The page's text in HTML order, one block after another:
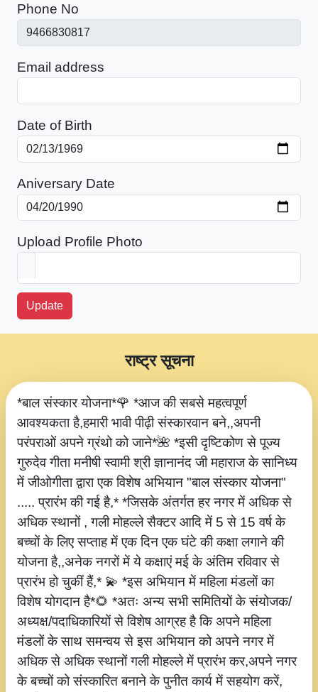
Phone No
Email address
Date of Birth
Aniversary Date
Upload Profile Photo
Update
*बाल संस्कार योजना*🌹 *आज की सबसे महत्वपूर्ण
आवश्यकता है,हमारी भावी पीढ़ी संस्कारवान बने,,अपनी
परंपराओं अपने ग्रंथो को जाने*🌺 *इसी दृष्टिकोण से पूज्य
गुरुदेव गीता मनीषी स्वामी श्री ज्ञानानंद जी महाराज के सानिध्य
में जीओगीता द्वारा एक विशेष अभियान "बाल संस्कार योजना"
..... प्रारंभ की गई है,* *जिसके अंतर्गत हर नगर में अधिक से
अधिक स्थानों , गली मोहल्ले सैक्टर आदि में 5 से 15 वर्ष के
बच्चों के लिए सप्ताह में एक दिन एक घंटे की कक्षा लगाने की
योजना है,,अनेक नगरों में ये कक्षाएं मई के अंतिम रविवार से
प्रारंभ हो चुकीं हैं,* 💫 *इस अभियान में महिला मंडलों का
विशेष योगदान है*🌻 *अतः अन्य सभी समितियों के संयोजक/
अध्यक्ष/पदाधिकारियों से विशेष आग्रह है कि अपने महिला
मंडलों के साथ समन्वय से इस अभियान को अपने नगर में
अधिक से अधिक स्थानों गली मोहल्ले में प्रारंभ कर,अपने नगर
के बच्चों को संस्कारित बनाने के पुनीत कार्य में सहयोग करें,
राष्ट्र सूचना